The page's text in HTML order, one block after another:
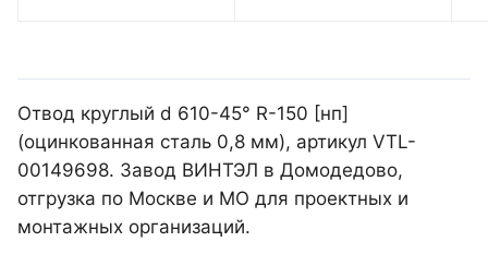
Отвод круглый d 610-45° R-150 [нп]
(оцинкованная сталь 0,8 мм), артикул VTL-
00149698. Завод ВИНТЭЛ в Домодедово,
отгрузка по Москве и МО для проектных и
монтажных организаций.